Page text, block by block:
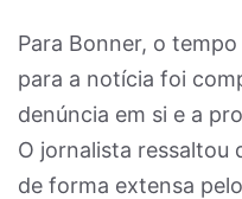
Para Bonner, o
para a notícia foi
denúncia em si e a
O jornalista ressaltou
de forma extensa